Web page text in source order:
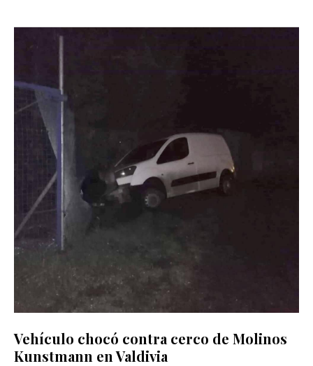
Vehículo chocó contra cerco de Molinos
Kunstmann en Valdivia